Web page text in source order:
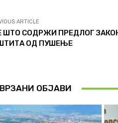
ARTICLE
ШТО СОДРЖИ ПРЕДЛОГ
ОД ПУШЕЊЕ
ОБЈАВИ